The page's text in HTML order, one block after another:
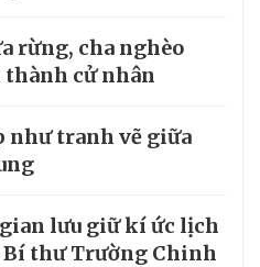
rừng, cha nghèo
thành cử nhân
như tranh vẽ giữa
lưu giữ kí ức lịch
Bí thư Trường Chinh